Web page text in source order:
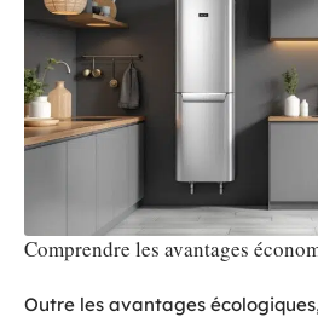
Comprendre les avantages
Outre les avantages